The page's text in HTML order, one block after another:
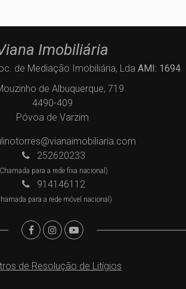
Imobiliária
de Mediação Imobiliária, Lda AMI: 1694
de Albuquerque, 719
4490-409
Póvoa de Varzim
252620233
para a rede fixa nacional)
914146112
para a rede móvel nacional)
de Resolução de Litígios